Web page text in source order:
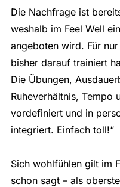
Die Nachfrage ist
weshalb im Feel Well
angeboten wird. Für
bisher darauf trainiert
Die Übungen,
Ruheverhältnis, Tempo
vordefiniert und in
integriert. Einfach toll!“
Sich wohlfühlen gilt im
schon sagt – als